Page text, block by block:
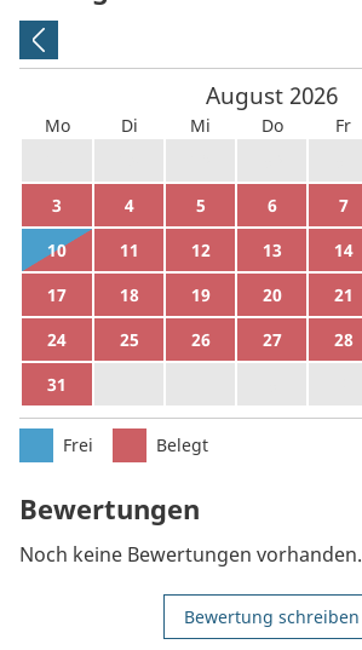
August 2026
Mo Di Mi Do Fr
3
4 5 6 7
10
11 12 13 14
17
18 19 20 21
24
25 26 27 28
31
Frei Belegt
Bewertungen
Noch keine Bewertungen vorhanden.
Bewertung schreiben